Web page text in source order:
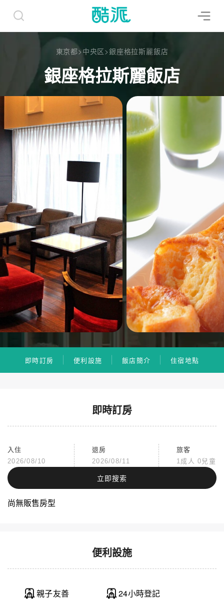
東京都>中央区>銀座格拉斯麗飯店
銀座格拉斯麗飯店
即時訂房 便利設施 飯店簡介 住宿地點
即時訂房
入住
2026/08/10
退房
2026/08/11
旅客
1成人 0兒童
立即搜索
尚無販售房型
便利設施
親子友善
24小時登記